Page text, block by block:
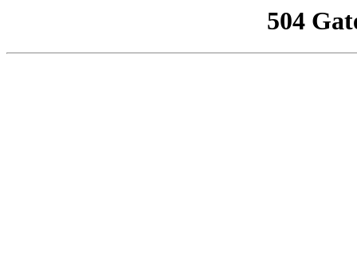
504